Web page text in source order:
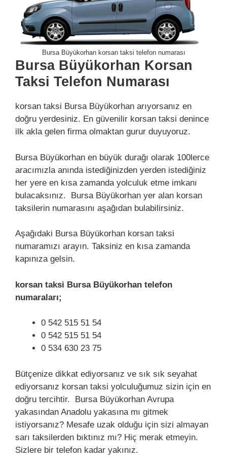
Bursa Büyükorhan korsan taksi telefon numarası
Bursa Büyükorhan Korsan
Taksi Telefon Numarası
korsan taksi Bursa Büyükorhan arıyorsanız en
doğru yerdesiniz. En güvenilir korsan taksi denince
ilk akla gelen firma olmaktan gurur duyuyoruz.
Bursa Büyükorhan en büyük durağı olarak 100lerce
aracımızla anında istediğinizden yerden istediğiniz
her yere en kısa zamanda yolculuk etme imkanı
bulacaksınız. Bursa Büyükorhan yer alan korsan
taksilerin numarasını aşağıdan bulabilirsiniz.
Aşağıdaki Bursa Büyükorhan korsan taksi
numaramızı arayın. Taksiniz en kısa zamanda
kapınıza gelsin.
korsan taksi Bursa Büyükorhan telefon
numaraları;
0 542 515 51 54
0 542 515 51 54
0 534 630 23 75
Bütçenize dikkat ediyorsanız ve sık sık seyahat
ediyorsanız korsan taksi yolculuğumuz sizin için en
doğru tercihtir. Bursa Büyükorhan Avrupa
yakasından Anadolu yakasına mı gitmek
istiyorsanız? Mesafe uzak olduğu için sizi almayan
sarı taksilerden bıktınız mı? Hiç merak etmeyin.
Sizlere bir telefon kadar yakınız.